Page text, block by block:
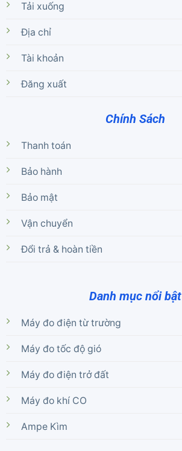
Tải xuống
Địa chỉ
Tài khoản
Đăng xuất
Chính Sách
Thanh toán
Bảo hành
Bảo mật
Vận chuyển
Đổi trả & hoàn tiền
Danh mục nổi bật
Máy đo điện từ trường
Máy đo tốc độ gió
Máy đo điện trở đất
Máy đo khí CO
Ampe Kìm